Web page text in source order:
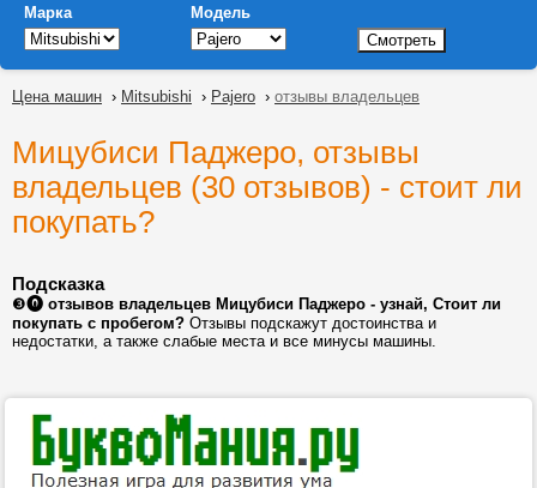
Марка Модель
Цена машин › Mitsubishi › Pajero › отзывы владельцев
Мицубиси Паджеро, отзывы
владельцев (30 отзывов) - стоит ли
покупать?
Подсказка
❸⓿ отзывов владельцев Мицубиси Паджеро - узнай, Стоит ли
покупать с пробегом? Отзывы подскажут достоинства и
недостатки, а также слабые места и все минусы машины.